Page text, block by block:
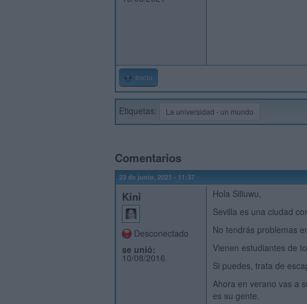
Inicio
Etiquetas: La universidad - un mundo
Comentarios
23 de junio, 2021 - 11:37
Kini
Desconectado
se unió:
10/08/2016
Hola Silluwu,
Sevilla es una ciudad
No tendrás problemas
Vienen estudiantes de
Si puedes, trata de
Ahora en verano vas a
es su gente.